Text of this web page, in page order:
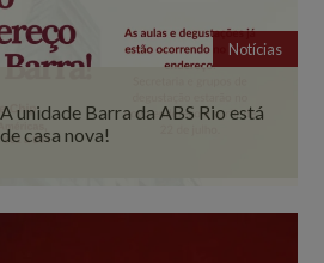
Notícias
A unidade Barra da ABS Rio está
de casa nova!